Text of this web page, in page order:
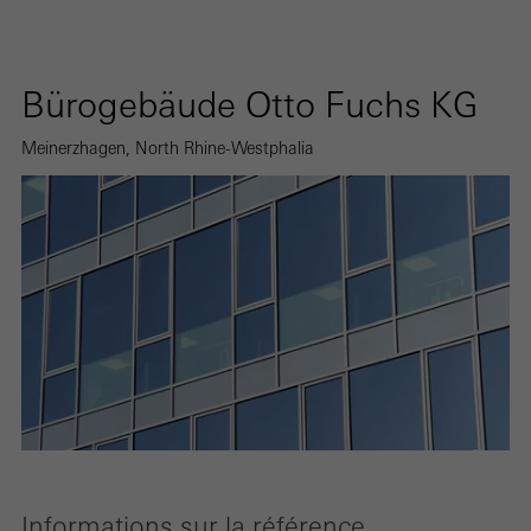
Bürogebäude Otto Fuchs KG
Meinerzhagen, North Rhine-Westphalia